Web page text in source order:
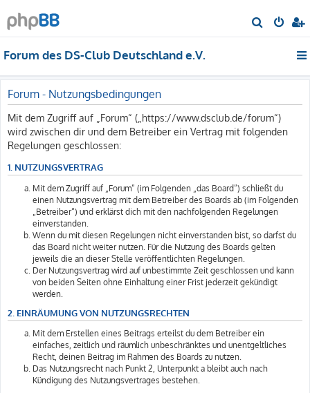
u
Forum des DS-Club Deutschland e.V.
Forum - Nutzungsbedingungen
Mit dem Zugriff auf „Forum“ („https://www.dsclub.de/forum“)
wird zwischen dir und dem Betreiber ein Vertrag mit folgenden
Regelungen geschlossen:
1. NUTZUNGSVERTRAG
Mit dem Zugriff auf „Forum“ (im Folgenden „das Board“) schließt du
einen Nutzungsvertrag mit dem Betreiber des Boards ab (im Folgenden
„Betreiber“) und erklärst dich mit den nachfolgenden Regelungen
einverstanden.
Wenn du mit diesen Regelungen nicht einverstanden bist, so darfst du
das Board nicht weiter nutzen. Für die Nutzung des Boards gelten
jeweils die an dieser Stelle veröffentlichten Regelungen.
Der Nutzungsvertrag wird auf unbestimmte Zeit geschlossen und kann
von beiden Seiten ohne Einhaltung einer Frist jederzeit gekündigt
werden.
2. EINRÄUMUNG VON NUTZUNGSRECHTEN
Mit dem Erstellen eines Beitrags erteilst du dem Betreiber ein
einfaches, zeitlich und räumlich unbeschränktes und unentgeltliches
Recht, deinen Beitrag im Rahmen des Boards zu nutzen.
Das Nutzungsrecht nach Punkt 2, Unterpunkt a bleibt auch nach
Kündigung des Nutzungsvertrages bestehen.